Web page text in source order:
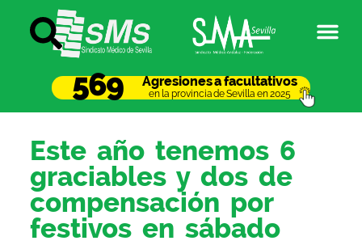
Agresiones a facultativos
en la provincia de Sevilla en 2025
569
Este año tenemos 6
graciables y dos de
compensación por
festivos en sábado